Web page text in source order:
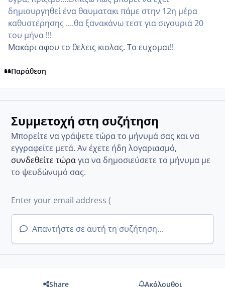
δημιουργηθεί ένα θαυματακι πάμε στην 12η μέρα
καθυστέρησης ....θα ξανακάνω τεστ για σιγουριά 20
του μήνα !!!
Μακάρι αφου το θελεις κιολας. Το ευχομαι!!
Παράθεση
Συμμετοχή στη συζήτηση
Μπορείτε να γράψετε τώρα το μήνυμά σας και να
εγγραφείτε μετά. Αν έχετε ήδη λογαριασμό,
συνδεθείτε τώραγια να δημοσιεύσετε το μήνυμα με
το ψευδώνυμό σας.
Απαντήστε σε αυτή τη συζήτηση...
Share Ακόλουθοι